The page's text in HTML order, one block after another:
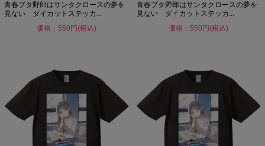
青春ブタ野郎はサンタクロースの夢を
見ない ダイカットステッカ...
価格：550円(税込)
青春ブタ野郎はサンタクロースの夢を
見ない ダイカットステッカ...
価格：550円(税込)